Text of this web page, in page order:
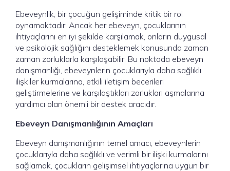
Ebeveynlik, bir çocuğun gelişiminde kritik bir rol
oynamaktadır. Ancak her ebeveyn, çocuklarının
ihtiyaçlarını en iyi şekilde karşılamak, onların duygusal
ve psikolojik sağlığını desteklemek konusunda zaman
zaman zorluklarla karşılaşabilir. Bu noktada ebeveyn
danışmanlığı, ebeveynlerin çocuklarıyla daha sağlıklı
ilişkiler kurmalarına, etkili iletişim becerileri
geliştirmelerine ve karşılaştıkları zorlukları aşmalarına
yardımcı olan önemli bir destek aracıdır.
Ebeveyn Danışmanlığının Amaçları
Ebeveyn danışmanlığının temel amacı, ebeveynlerin
çocuklarıyla daha sağlıklı ve verimli bir ilişki kurmalarını
sağlamak, çocukların gelişimsel ihtiyaçlarına uygun bir